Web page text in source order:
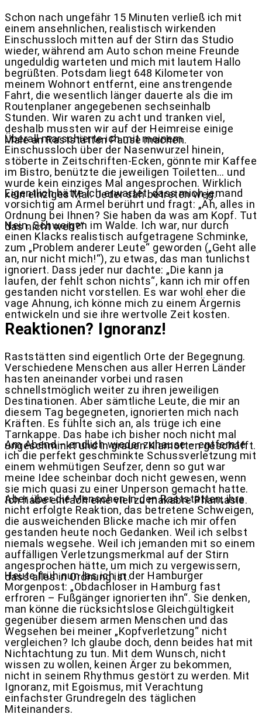
Schon nach ungefähr 15 Minuten verließ ich mit
einem ansehnlichen, realistisch wirkenden
Einschussloch mitten auf der Stirn das Studio
wieder, während am Auto schon meine Freunde
ungeduldig warteten und mich mit lautem Hallo
begrüßten. Potsdam liegt 648 Kilometer von
meinem Wohnort entfernt, eine anstrengende
Fahrt, die wesentlich länger dauerte als die im
Routenplaner angegebenen sechseinhalb
Stunden. Wir waren zu acht und tranken viel,
deshalb mussten wir auf der Heimreise einige
Male an Raststätten Pause machen.
Überall marschierte ich mit meinem
Einschussloch über der Nasenwurzel hinein,
stöberte in Zeitschriften-Ecken, gönnte mir Kaffee
im Bistro, benützte die jeweiligen Toiletten… und
wurde kein einziges Mal angesprochen. Wirklich
kein einziges Mal. Jeder sah betreten weg.
Eigentlich hätte ich erwartet, dass mich jemand
vorsichtig am Ärmel berührt und fragt: „Äh, alles in
Ordnung bei Ihnen? Sie haben da was am Kopf. Tut
das nicht weh?“
Nein. Schweigen im Walde. Ich war, nur durch
einen Klacks realistisch aufgetragene Schminke,
zum „Problem anderer Leute“ geworden („Geht alle
an, nur nicht mich!“), zu etwas, das man tunlichst
ignoriert. Dass jeder nur dachte: „Die kann ja
laufen, der fehlt schon nichts“, kann ich mir offen
gestanden nicht vorstellen. Es war wohl eher die
vage Ahnung, ich könne mich zu einem Ärgernis
entwickeln und sie ihre wertvolle Zeit kosten.
Reaktionen? Ignoranz!
Raststätten sind eigentlich Orte der Begegnung.
Verschiedene Menschen aus aller Herren Länder
hasten aneinander vorbei und rasen
schnellstmöglich weiter zu ihren jeweiligen
Destinationen. Aber sämtliche Leute, die mir an
diesem Tag begegneten, ignorierten mich nach
Kräften. Es fühlte sich an, als trüge ich eine
Tarnkappe. Das habe ich bisher noch nicht mal
ungeschminkt und in grauen Klamotten geschafft.
Am Abend – endlich wieder zuhause – entfernte
ich die perfekt geschminkte Schussverletzung mit
einem wehmütigen Seufzer, denn so gut war
meine Idee scheinbar doch nicht gewesen, wenn
sie mich quasi zu einer Unperson gemacht hatte.
Ich habe einfach eine viel zu makabre Phantasie.
Aber über die Menschen in den Raststätten, ihre
nicht erfolgte Reaktion, das betretene Schweigen,
die ausweichenden Blicke mache ich mir offen
gestanden heute noch Gedanken. Weil ich selbst
niemals wegsehe. Weil ich jemanden mit so einem
auffälligen Verletzungsmerkmal auf der Stirn
angesprochen hätte, um mich zu vergewissern,
dass alles in Ordnung ist.
Heute früh nun las ich in der Hamburger
Morgenpost: „Obdachloser in Hamburg fast
erfroren – Fußgänger ignorierten ihn“. Sie denken,
man könne die rücksichtslose Gleichgültigkeit
gegenüber diesem armen Menschen und das
Wegsehen bei meiner „Kopfverletzung“ nicht
vergleichen? Ich glaube doch, denn beides hat mit
Nichtachtung zu tun. Mit dem Wunsch, nicht
wissen zu wollen, keinen Ärger zu bekommen,
nicht in seinem Rhythmus gestört zu werden. Mit
Ignoranz, mit Egoismus, mit Verachtung
einfachster Grundregeln des täglichen
Miteinanders.